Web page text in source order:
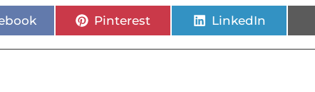
Pinterest LinkedIn